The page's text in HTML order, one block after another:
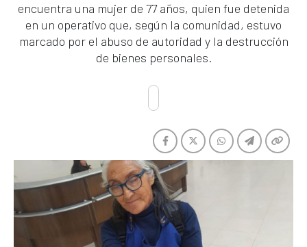
encuentra una mujer de 77 años, quien fue detenida
en un operativo que, según la comunidad, estuvo
marcado por el abuso de autoridad y la destrucción
de bienes personales.